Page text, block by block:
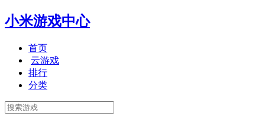
小米游戏中心
首页
云游戏
排行
分类